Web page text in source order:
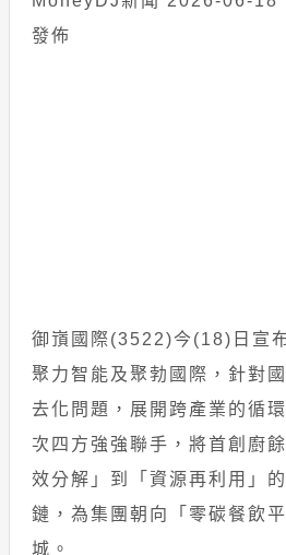
發佈
御嵿國際(3522)今(18)日宣
聚力智能及聚勃國際，針對
去化問題，展開跨產業的循
次四方強強聯手，將首創廚
效分解」到「資源再利用」
鏈，為集團朝向「零碳餐飲
城。